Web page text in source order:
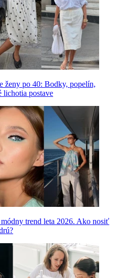
ženy po 40: Bodky, popelín,
lichotia postave
trend leta 2026. Ako nosiť